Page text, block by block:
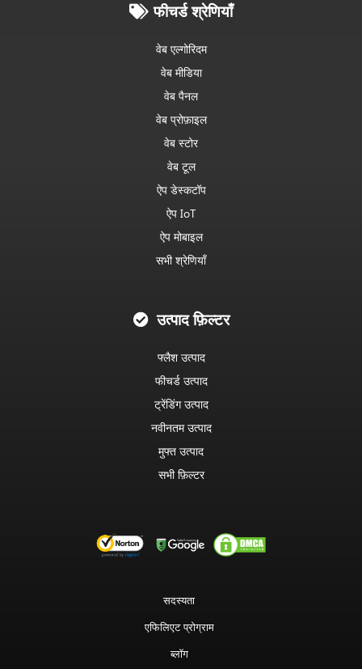
फीचर्ड श्रेणियाँ
वेब एल्गोरिदम
वेब मीडिया
वेब पैनल
वेब प्रोफ़ाइल
वेब स्टोर
वेब टूल
ऐप डेस्कटॉप
ऐप IoT
ऐप मोबाइल
सभी श्रेणियाँ
उत्पाद फ़िल्टर
फ्लैश उत्पाद
फीचर्ड उत्पाद
ट्रेंडिंग उत्पाद
नवीनतम उत्पाद
मुफ्त उत्पाद
सभी फ़िल्टर
सदस्यता
एफिलिएट प्रोग्राम
ब्लॉग